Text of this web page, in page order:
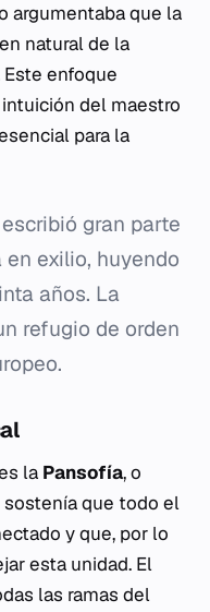
argumentaba que la
natural de la
enfoque
del maestro
para la
gran parte
exilio, huyendo
años. La
refugio de orden
la Pansofía, o
sostenía que todo el
y que, por lo
esta unidad. El
las ramas del